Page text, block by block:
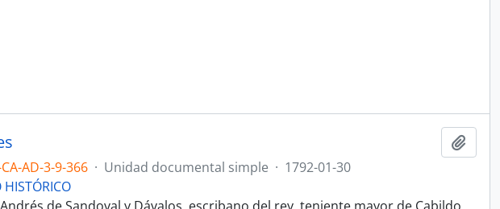
AD-3-9-366 · Unidad documental simple · 1792-01-30
HISTÓRICO